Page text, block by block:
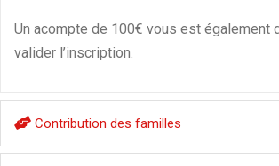
Un acompte de 100€ vous est également
valider l’inscription.
Contribution des familles